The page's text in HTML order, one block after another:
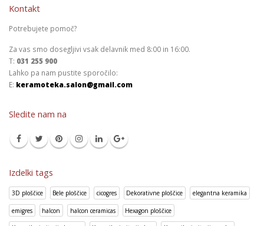
Kontakt
Potrebujete pomoč?
Za vas smo dosegljivi vsak delavnik med 8:00 in 16:00.
T: 031 255 900
Lahko pa nam pustite sporočilo:
E: keramoteka.salon@gmail.com
Sledite nam na
Izdelki tags
3D ploščice Bele ploščice cicogres Dekorativne ploščice elegantna keramika
emigres halcon halcon ceramicas Hexagon ploščice